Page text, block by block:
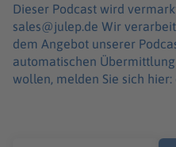
Dieser Podcast wird
sales@julep.de Wir verarbeiten im Zusammenhang mit
dem Angebot unserer
automatischen
wollen, melden Sie sich